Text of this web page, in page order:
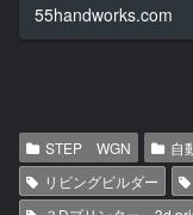
55handworks.com
STEP WGN 自
リビングビルダー